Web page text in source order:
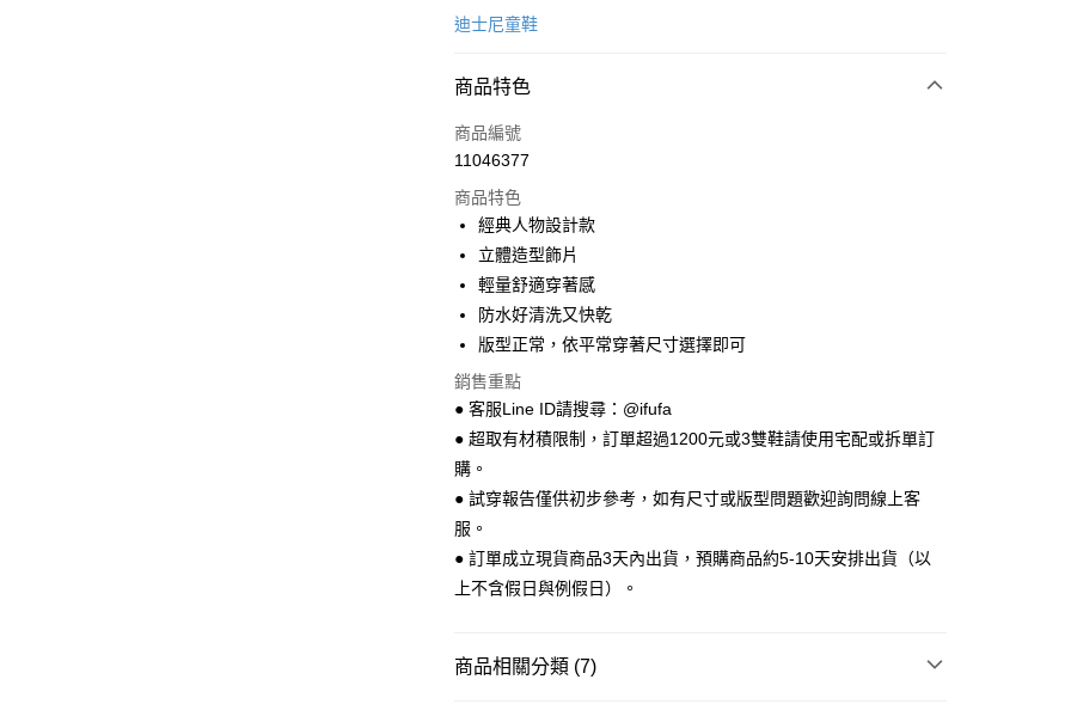
信用卡一次付款
Apple Pay
街口支付
悠遊付
Google Pay
全盈+PAY
AFTEE先享後付
相關說明
【關於「AFTEE先享後付」】
AFTEE先享後付是「在收到商品之後才付款」的支付方式。 讓您購物簡單
便利好安心！
１．簡單：不需註冊會員、不需綁卡、不需儲值。
３．安心：先確認商品／服務後，再付款。
【「AFTEE先享後付」結帳流程】
１．於結帳方式選擇「AFTEE先享後付」後，將跳轉至「AFTEE先享後
３．收到繳費通知簡訊後14天內，點擊此簡訊中的連結，可透過四大超商
ATM付款
運送方式
全家 取貨付款
每筆NT$70，滿NT$999(含以上)免運費
每筆NT$70，滿NT$999(含以上)免運費
迪士尼童鞋
商品特色
商品編號
11046377
商品特色
經典人物設計款
立體造型飾片
輕量舒適穿著感
防水好清洗又快乾
版型正常，依平常穿著尺寸選擇即可
銷售重點
● 客服Line ID請搜尋：@ifufa
● 超取有材積限制，訂單超過1200元或3雙鞋請使用宅配或拆單訂
購。
● 試穿報告僅供初步參考，如有尺寸或版型問題歡迎詢問線上客
服。
● 訂單成立現貨商品3天內出貨，預購商品約5-10天安排出貨（以
上不含假日與例假日）。
商品相關分類 (7)